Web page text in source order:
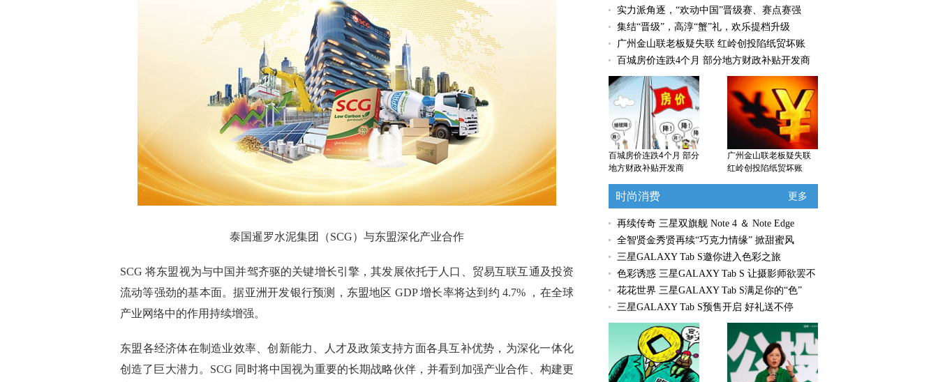
泰国暹罗水泥集团（SCG）与东盟深化产业合作
SCG 将东盟视为与中国并驾齐驱的关键增长引擎，其发展依托于人口、贸易互联互通及投资
流动等强劲的基本面。据亚洲开发银行预测，东盟地区 GDP 增长率将达到约 4.7% ，在全球
产业网络中的作用持续增强。
东盟各经济体在制造业效率、创新能力、人才及政策支持方面各具互补优势，为深化一体化
创造了巨大潜力。SCG 同时将中国视为重要的长期战略伙伴，并看到加强产业合作、构建更
实力派角逐，“欢动中国”晋级赛、赛点赛强
集结“晋级”，高淳“蟹”礼，欢乐提档升级
广州金山联老板疑失联 红岭创投陷纸贸坏账
百城房价连跌4个月 部分地方财政补贴开发商
广州金山联老板疑失联
红岭创投陷纸贸坏账
百城房价连跌4个月 部分
地方财政补贴开发商
时尚消费 更多
再续传奇 三星双旗舰 Note 4 ＆ Note Edge
全智贤金秀贤再续“巧克力情缘” 掀甜蜜风
三星GALAXY Tab S邀你进入色彩之旅
色彩诱惑 三星GALAXY Tab S 让摄影师欲罢不
花花世界 三星GALAXY Tab S满足你的“色”
三星GALAXY Tab S预售开启 好礼送不停